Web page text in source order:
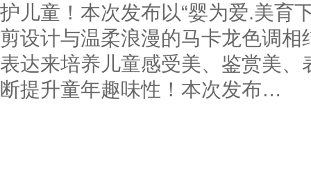
护儿童！本次发布以“婴为爱.美育
剪设计与温柔浪漫的马卡龙色调
表达来培养儿童感受美、鉴赏美
断提升童年趣味性！本次发布…